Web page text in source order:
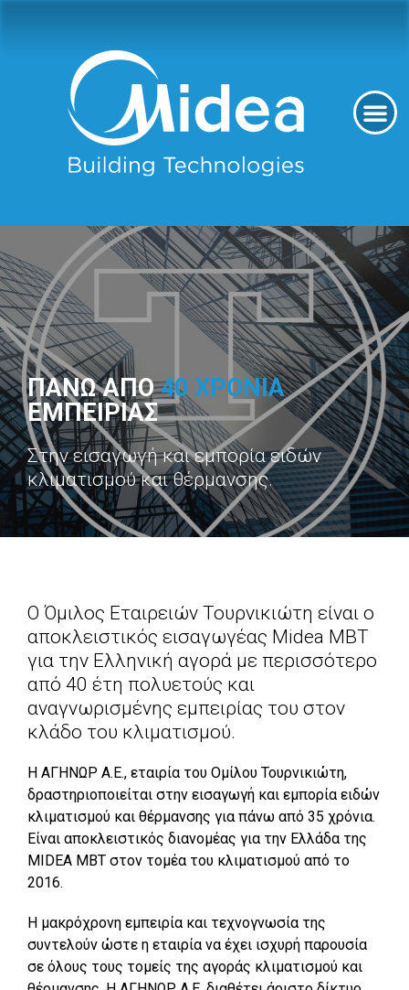
ΠΑΝΩ ΑΠΟ40 ΧΡΟΝΙΑ
ΕΜΠΕΙΡΙΑΣ
Στην εισαγωγή και εμπορία ειδών
κλιματισμού και θέρμανσης.
Ο Όμιλος Εταιρειών Τουρνικιώτη είναι ο
αποκλειστικός εισαγωγέας Μidea MBT
για την Ελληνική αγορά με περισσότερο
από 40 έτη πολυετούς και
αναγνωρισμένης εμπειρίας του στον
κλάδο του κλιματισμού.
Η ΑΓΗΝΩΡ Α.Ε., εταιρία του Ομίλου Τουρνικιώτη,
δραστηριοποιείται στην εισαγωγή και εμπορία ειδών
κλιματισμού και θέρμανσης για πάνω από 35 χρόνια.
Είναι αποκλειστικός διανομέας για την Ελλάδα της
MIDEA MBT στον τομέα του κλιματισμού από το
2016.
Η μακρόχρονη εμπειρία και τεχνογνωσία της
συντελούν ώστε η εταιρία να έχει ισχυρή παρουσία
σε όλους τους τομείς της αγοράς κλιματισμού και